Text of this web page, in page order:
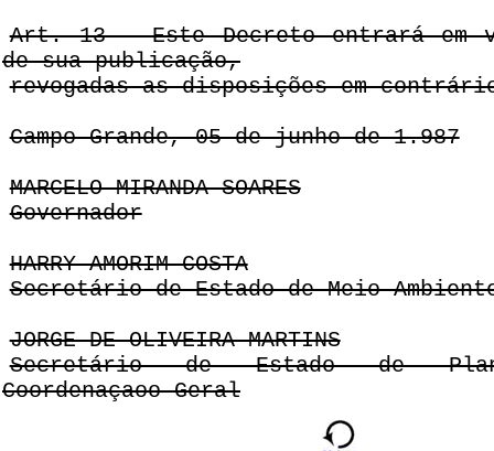
Art. 13 - Este Decreto entrará em
de sua publicação,
revogadas as disposições em
Campo Grande, 05 de junho de 1.987
MARCELO MIRANDA SOARES
Governador
HARRY AMORIM COSTA
Secretário de Estado de Meio
JORGE DE OLIVEIRA MARTINS
Secretário de Estado de
Coordenaçaoo Geral